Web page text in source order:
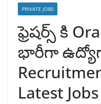
PRIVATE JOBS
ఫ్రెషర్స్ కి
భారీగా
Latest